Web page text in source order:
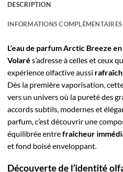
DESCRIPTION
INFORMATIONS COMPLÉMENTAIRES
L’eau de parfum Arctic Breeze
Volaré s’adresse à celles et ceux
expérience olfactive aussi
Dès la première vaporisation,
vers un univers où la pureté des
accords subtils, modernes et
parfum, c’est découvrir une
équilibrée entrefraîcheur
et fond boisé enveloppant.
Découverte de l’identité